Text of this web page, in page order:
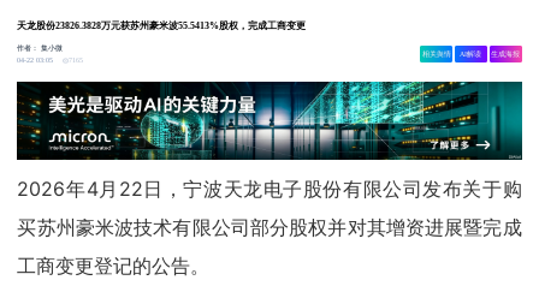
天龙股份23826.3828万元获苏州豪米波55.5413%股权，完成工商变更
作者：集小微
04-22 03:05
7165
相关舆情 AI解读 生成海报
2026年4月22日，宁波天龙电子股份有限公司发布关于购
买苏州豪米波技术有限公司部分股权并对其增资进展暨完成
工商变更登记的公告。